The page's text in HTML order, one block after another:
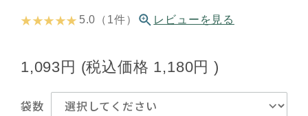
★ ★ ★ ★ ★ 5.0（1件） レビューを見る
1,093円 (税込価格 1,180円 )
袋数